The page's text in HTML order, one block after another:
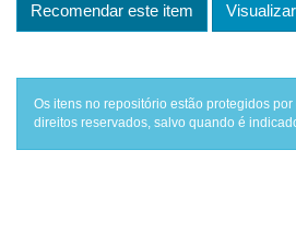
Recomendar este item
Os itens no repositório estão protegidos
direitos reservados, salvo quando é